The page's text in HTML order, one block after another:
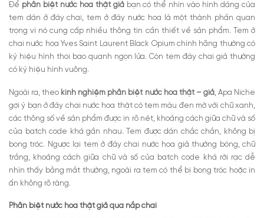
Để phân biệt nước hoa thật giảbạn có thể nhìn vào hình dáng của
tem dán ở đáy chai, tem ở đáy nước hoa là một thành phần quan
trọng vì nó cung cấp nhiều thông tin cần thiết về sản phẩm. Tem ở
chai nước hoa Yves Saint Laurent Black Opium chính hãng thường có
ký hiệu hình thoi bao quanh ngọn lửa. Còn tem đáy chai giả thường
có ký hiệu hình vuông.
Ngoài ra, theo kinh nghiệm phân biệt nước hoa thật – giả, Apa Niche
gợi ý bạn ở đáy chai nước hoa thật có tem màu đen mờ với chữ xanh,
các thông số về sản phẩm được in rõ nét, khoảng cách giữa chữ và số
của batch code khá gần nhau. Tem được dán chắc chắn, không bị
bong tróc. Ngược lại tem ở đáy chai nước hoa giả thường bóng, chữ
trắng, khoảng cách giữa chữ và số của batch code khá rời rạc dễ
nhìn thấy bằng mắt thường, ngoài ra tem có thể bị bong tróc hoặc in
ấn không rõ ràng.
Phân biệt nước hoa thật giả qua nắp chai